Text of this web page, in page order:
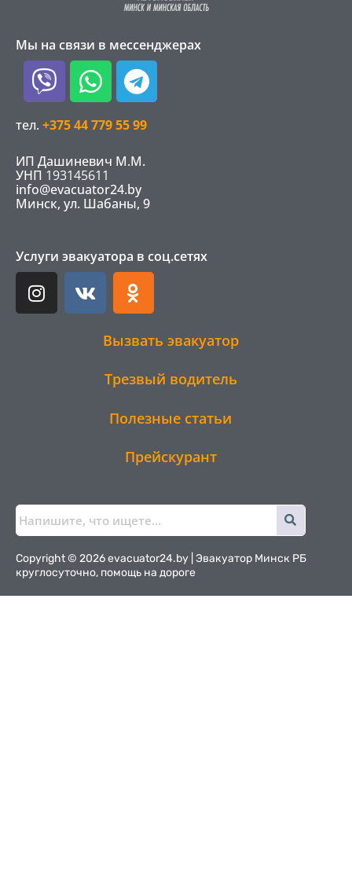
Мы на связи в мессенджерах
ViberWhatsapp
Telegram
тел. +375 44 779 55 99
ИП Дашиневич М.М.
УНП 193145611
info@evacuator24.by
Минск, ул. Шабаны, 9
Услуги эвакуатора в соц.сетях
I
n
s
V
k
O
d
n
o
l
s
s
n
i
i
Вызвать эвакуатор
Трезвый водитель
Полезные статьи
Прейскурант
Copyright © 2026 evacuator24.by | Эвакуатор Минск РБ
круглосуточно, помощь на дороге